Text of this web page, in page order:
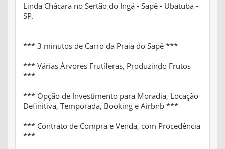
Linda Chácara no Sertão do Ingá - Sapê - Ubatuba -
SP.
*** 3 minutos de Carro da Praia do Sapê ***
*** Várias Árvores Frutíferas, Produzindo Frutos
***
*** Opção de Investimento para Moradia, Locação
Definitiva, Temporada, Booking e Airbnb ***
*** Contrato de Compra e Venda, com Procedência
***